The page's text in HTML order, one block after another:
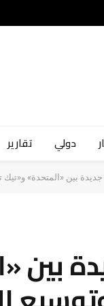
دولي تقارير
بين «المتحدة» و«تيك
بين